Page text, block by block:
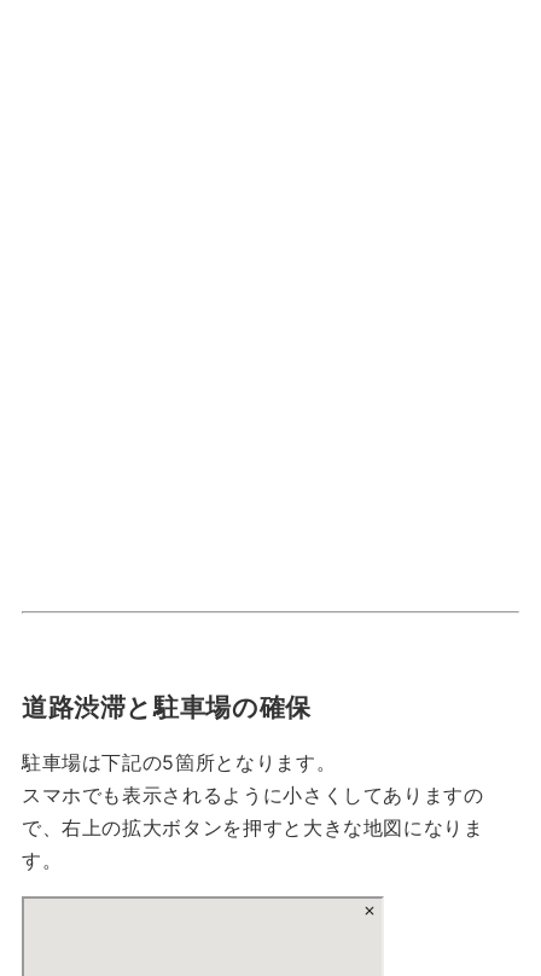
道路渋滞と駐車場の確保
駐車場は下記の5箇所となります。
スマホでも表示されるように小さくしてありますの
で、右上の拡大ボタンを押すと大きな地図になりま
す。